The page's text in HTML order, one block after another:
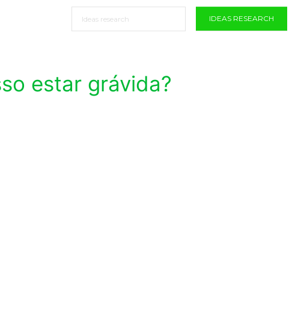
IDEAS RESEARCH
estar grávida?